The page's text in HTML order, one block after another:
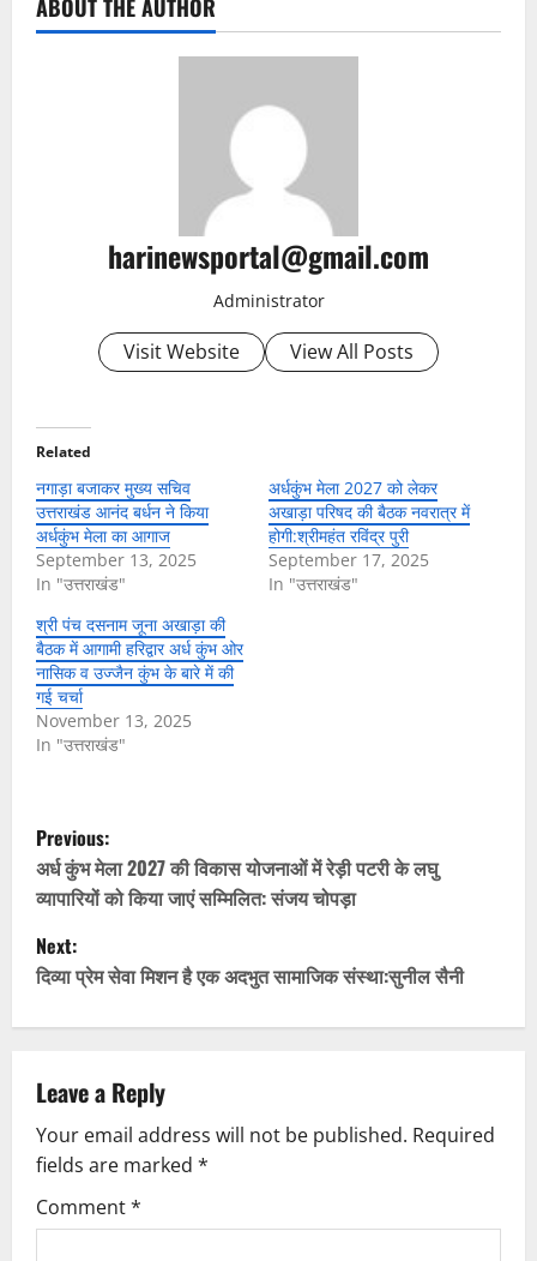
ABOUT THE AUTHOR
harinewsportal@gmail.com
Administrator
Visit Website View All Posts
Related
नगाड़ा बजाकर मुख्य सचिव
उत्तराखंड आनंद बर्धन ने किया
अर्धकुंभ मेला का आगाज
September 13, 2025
In "उत्तराखंड"
अर्धकुंभ मेला 2027 को लेकर
अखाड़ा परिषद की बैठक नवरात्र में
होगी:श्रीमहंत रविंद्र पुरी
September 17, 2025
In "उत्तराखंड"
श्री पंच दसनाम जूना अखाड़ा की
बैठक में आगामी हरिद्वार अर्ध कुंभ ओर
नासिक व उज्जैन कुंभ के बारे में की
गई चर्चा
November 13, 2025
In "उत्तराखंड"
P
o
s
t
n
a
v
i
g
Previous:
अर्ध कुंभ मेला 2027 की विकास योजनाओं में रेड़ी पटरी के लघु
व्यापारियों को किया जाएं सम्मिलित: संजय चोपड़ा
Next:
दिव्या प्रेम सेवा मिशन है एक अदभुत सामाजिक संस्था:सुनील सैनी
Leave a Reply
Your email address will not be published. Required
fields are marked *
Comment*